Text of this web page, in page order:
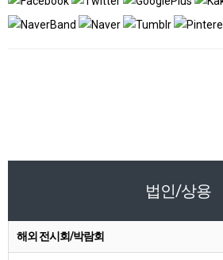
법인/상용
해외 전시회/박람회